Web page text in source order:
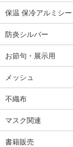
保温 保冷アルミシー
防炎シルバー
お節句・展示用
メッシュ
不織布
マスク関連
書籍販売